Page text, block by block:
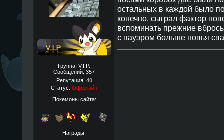
Группа: V.I.P.
Сообщений: 357
Репутация: 40
Статус: Оффлайн
Покемоны сайта:
Награды:
остальных в каждой было
конечно, сыграл фактор
вспоминать прежние
с пауэром больше новья